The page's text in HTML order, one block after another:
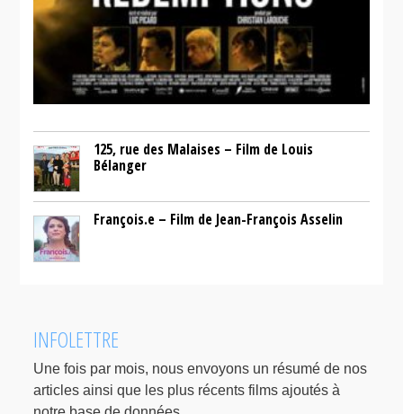
125, rue des Malaises – Film de Louis
Bélanger
François.e – Film de Jean-François Asselin
INFOLETTRE
Une fois par mois, nous envoyons un résumé de nos
articles ainsi que les plus récents films ajoutés à